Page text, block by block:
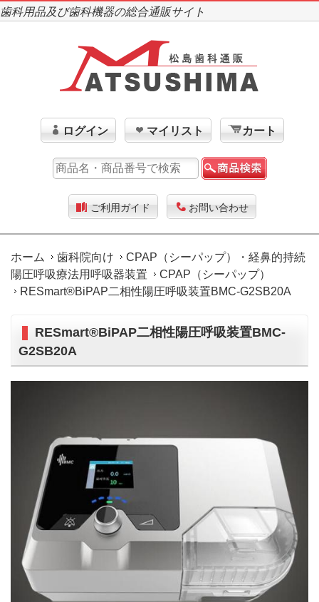
歯科用品及び歯科機器の総合通販サイト
ログイン マイリスト カート
ご利用ガイド お問い合わせ
ホーム 歯科院向け
CPAP（シーパップ）・経鼻的持続
陽圧呼吸療法用呼吸器装置
CPAP（シーパップ）
RESmart®BiPAP二相性陽圧呼吸装置BMC-G2SB20A
RESmart®BiPAP二相性陽圧呼吸装置BMC-
G2SB20A